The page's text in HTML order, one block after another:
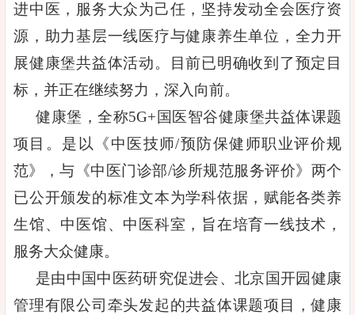
进中医，服务大众为己任，坚持发动全会医疗资
源，助力基层一线医疗与健康养生单位，全力开
展健康堡共益体活动。目前已明确收到了预定目
标，并正在继续努力，深入向前。
健康堡，全称5G+国医智谷健康堡共益体课题
项目。是以《中医技师/预防保健师职业评价规
范》，与《中医门诊部/诊所规范服务评价》两个
已公开颁发的标准文本为学科依据，赋能各类养
生馆、中医馆、中医科室，旨在培育一线技术，
服务大众健康。
是由中国中医药研究促进会、北京国开园健康
管理有限公司牵头发起的共益体课题项目，健康